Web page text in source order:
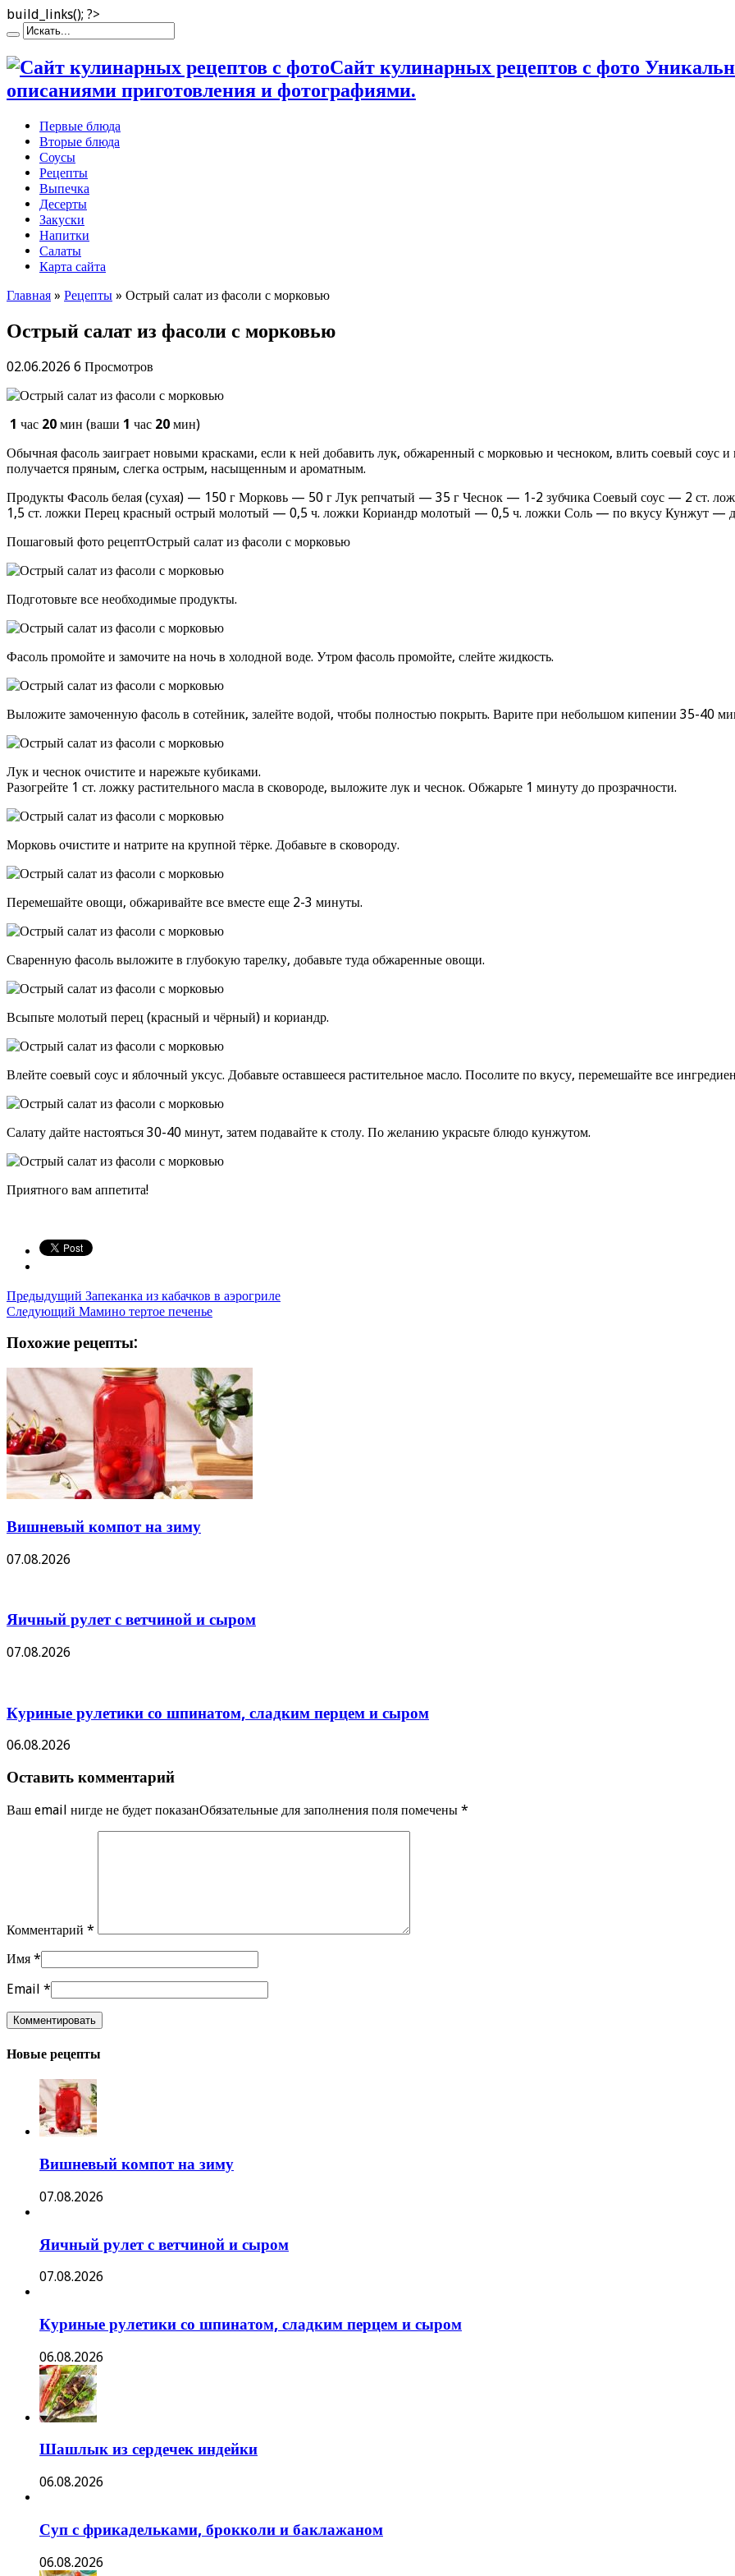
build_links(); ?>
Сайт кулинарных рецептов с фото
описаниями приготовления и фотографиями.
Первые блюда
Вторые блюда
Соусы
Рецепты
Выпечка
Десерты
Закуски
Напитки
Салаты
Карта сайта
Главная » Рецепты » Острый салат из фасоли с морковью
Острый салат из фасоли с морковью
02.06.2026 6 Просмотров
1 час 20 мин (ваши 1 час 20 мин)
Обычная фасоль заиграет новыми красками, если к ней добавить лук, обжаренный с морковью и чесноком, влить соевый соус и
получается пряным, слегка острым, насыщенным и ароматным.
Продукты Фасоль белая (сухая) — 150 г Морковь — 50 г Лук репчатый — 35 г Чеснок — 1-2 зубчика Соевый соус — 2 ст.
1,5 ст. ложки Перец красный острый молотый — 0,5 ч. ложки Кориандр молотый — 0,5 ч. ложки Соль — по вкусу Кунжут —
Пошаговый фото рецептОстрый салат из фасоли с морковью
Подготовьте все необходимые продукты.
Фасоль промойте и замочите на ночь в холодной воде. Утром фасоль промойте, слейте жидкость.
Выложите замоченную фасоль в сотейник, залейте водой, чтобы полностью покрыть. Варите при небольшом кипении 35-40
Лук и чеснок очистите и нарежьте кубиками.
Разогрейте 1 ст. ложку растительного масла в сковороде, выложите лук и чеснок. Обжарьте 1 минуту до прозрачности.
Морковь очистите и натрите на крупной тёрке. Добавьте в сковороду.
Перемешайте овощи, обжаривайте все вместе еще 2-3 минуты.
Сваренную фасоль выложите в глубокую тарелку, добавьте туда обжаренные овощи.
Всыпьте молотый перец (красный и чёрный) и кориандр.
Влейте соевый соус и яблочный уксус. Добавьте оставшееся растительное масло. Посолите по вкусу, перемешайте все
Салату дайте настояться 30-40 минут, затем подавайте к столу. По желанию украсьте блюдо кунжутом.
Приятного вам аппетита!
Предыдущий Запеканка из кабачков в аэрогриле
Следующий Мамино тертое печенье
Похожие рецепты:
Вишневый компот на зиму
07.08.2026
Яичный рулет с ветчиной и сыром
07.08.2026
Куриные рулетики со шпинатом, сладким перцем и сыром
06.08.2026
Оставить комментарий
Ваш email нигде не будет показанОбязательные для заполнения поля помечены *
Комментарий *
Имя *
Email *
Новые рецепты
Вишневый компот на зиму
07.08.2026
Яичный рулет с ветчиной и сыром
07.08.2026
Куриные рулетики со шпинатом, сладким перцем и сыром
06.08.2026
Шашлык из сердечек индейки
06.08.2026
Суп с фрикадельками, брокколи и баклажаном
06.08.2026